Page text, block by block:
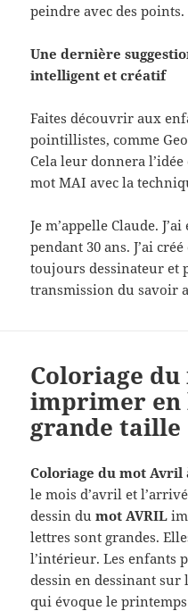
peindre avec des points.
Une dernière
intelligent et créatif
Faites découvrir aux
pointillistes, comme
Cela leur donnera
mot MAI avec la
Je m’appelle Claude.
pendant 30 ans. J’ai
toujours dessinateur et
transmission du savoir
Coloriage du
imprimer en
grande taille
Coloriage du mot
le mois d’avril et
dessin dumot AVRIL
lettres sont grandes.
l’intérieur. Les enfants
dessin en dessinant sur
qui évoque le